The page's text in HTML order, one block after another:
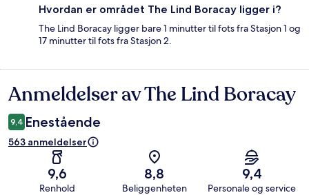
Hvordan er området The Lind Boracay ligger i?
The Lind Boracay ligger bare 1 minutter til fots fra Stasjon 1 og
17 minutter til fots fra Stasjon 2.
Anmeldelser
Anmeldelser av The Lind Boracay
9,4 Enestående
563 anmeldelser
9,6
Renhold
8,8
Beliggenheten
9,4
Personale og service